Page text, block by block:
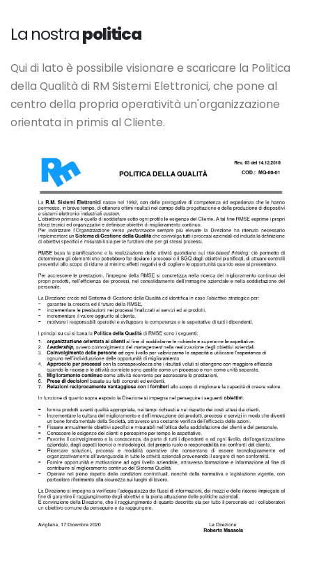
La nostrapolitica
Qui di lato è possibile visionare e scaricare la Politica
della Qualità di RM Sistemi Elettronici, che pone al
centro della propria operatività un'organizzazione
orientata in primis al Cliente.